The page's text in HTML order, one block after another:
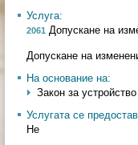
Услуга:
2061 Допускане на
Допускане на
На основание на:
Закон за
Услугата се
Не